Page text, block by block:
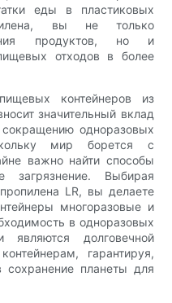
еды в пластиковых
вы не только
продуктов, но и
отходов в более
контейнеров из
значительный вклад
одноразовых
мир борется с
важно найти способы
загрязнение. Выбирая
LR, вы делаете
многоразовые и
в одноразовых
являются долговечной
гарантируя,
планеты для